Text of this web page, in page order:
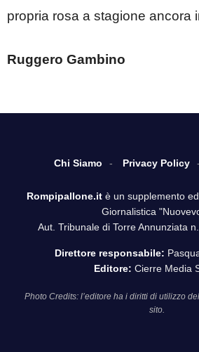
propria rosa a stagione ancora
Ruggero Gambino
Chi Siamo Privacy Policy
Rompipallone.it è un supplemento
Giornalistica
Aut. Tribunale di Torre Annunziata
Direttore responsabile:
Editore: Cierre Media
Photo Credits: l’editore ha i diritti di utilizzo
sito.